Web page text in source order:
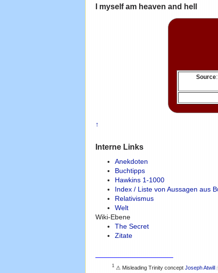
I myself am heaven and hell
Source
↑
Interne Links
Anekdoten
Buchtipps
Hawkins 1-1000
Index / Liste von Aussagen aus
Relativismus
Welt
Wiki-Ebene
The Secret
Zitate
1⚠ Misleading Trinity concept Joseph Atwill